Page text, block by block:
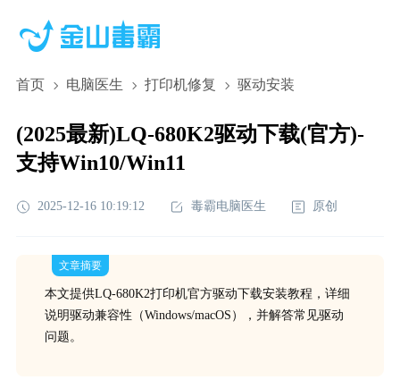
首页 电脑医生 打印机修复 驱动安装
(2025最新)LQ-680K2驱动下载(官方)-
支持Win10/Win11
2025-12-16 10:19:12 毒霸电脑医生 原创
文章摘要
本文提供LQ-680K2打印机官方驱动下载安装教程，详细
说明驱动兼容性（Windows/macOS），并解答常见驱动
问题。